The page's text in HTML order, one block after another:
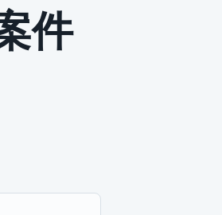
件